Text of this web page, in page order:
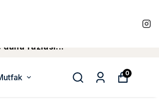
daha fazlasi...
0